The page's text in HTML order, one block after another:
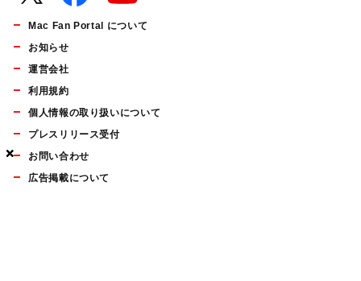
×
×
×
Mac Fan Portal について
お知らせ
運営会社
利用規約
個人情報の取り扱いについて
プレスリリース受付
お問い合わせ
広告掲載について